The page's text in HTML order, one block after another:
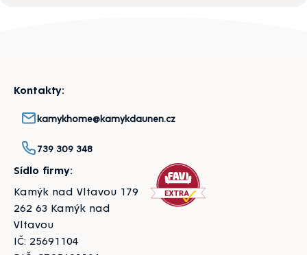
Kontakty:
kamykhome@kamykdaunen.cz
739 309 348
Sídlo firmy:
Kamýk nad Vltavou 179
262 63 Kamýk nad
Vltavou
IČ: 25691104